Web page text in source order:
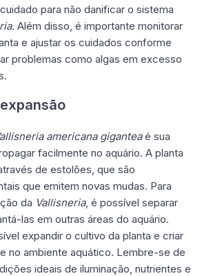
para não danificar o sistema
. Além disso, é importante monitorar
e ajustar os cuidados conforme
problemas como algas em excesso
americana giganteaé sua
facilmente no aquário. A planta
de estolões, que são
que emitem novas mudas. Para
da Vallisneria, é possível separar
las em outras áreas do aquário.
expandir o cultivo da planta e criar
no ambiente aquático. Lembre-se de
ideais de iluminação, nutrientes e